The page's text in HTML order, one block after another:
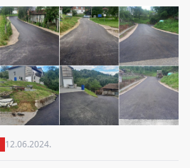
12.06.2024.